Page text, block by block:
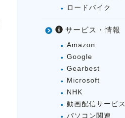
ロードバイク
サービス・情報
Amazon
Google
Gearbest
Microsoft
NHK
動画配信サービス
パソコン関連